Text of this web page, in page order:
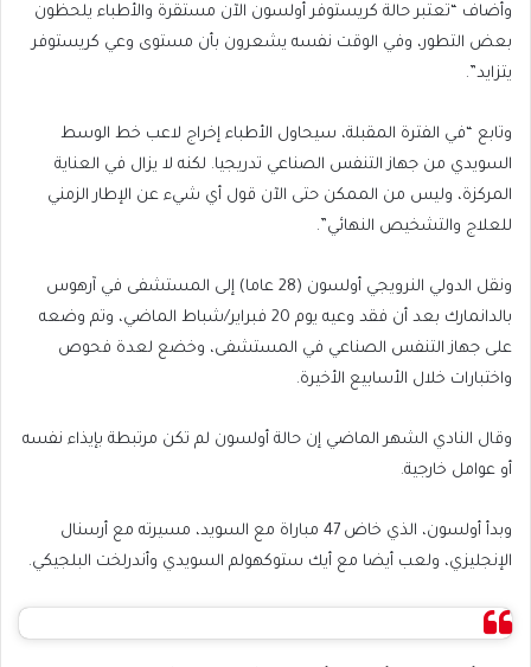
وأضاف “تعتبر حالة كريستوفر أولسون الآن مستقرة والأطباء يلحظون
بعض التطور، وفي الوقت نفسه يشعرون بأن مستوى وعي كريستوفر
يتزايد”.
وتابع “في الفترة المقبلة، سيحاول الأطباء إخراج لاعب خط الوسط
السويدي من جهاز التنفس الصناعي تدريجيا. لكنه لا يزال في العناية
المركزة، وليس من الممكن حتى الآن قول أي شيء عن الإطار الزمني
للعلاج والتشخيص النهائي”.
ونقل الدولي النرويجي أولسون (28 عاما) إلى المستشفى في آرهوس
بالدانمارك بعد أن فقد وعيه يوم 20 فبراير/شباط الماضي، وتم وضعه
على جهاز التنفس الصناعي في المستشفى، وخضع لعدة فحوص
واختبارات خلال الأسابيع الأخيرة.
وقال النادي الشهر الماضي إن حالة أولسون لم تكن مرتبطة بإيذاء نفسه
أو عوامل خارجية.
وبدأ أولسون، الذي خاض 47 مباراة مع السويد، مسيرته مع أرسنال
الإنجليزي، ولعب أيضا مع أيك ستوكهولم السويدي وأندرلخت البلجيكي.